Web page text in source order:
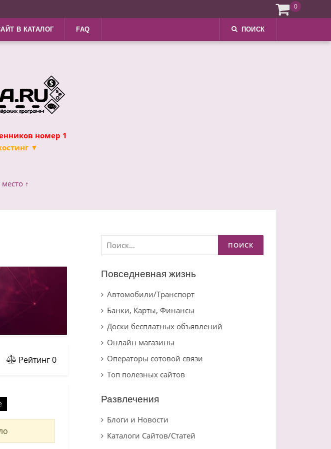
В КАТАЛОГ FAQ ПОИСК
номер 1
▼
↑
Рейтинг0
Найти:
Повседневная жизнь
Автомобили/Транспорт
Банки, Карты, Финансы
Доски бесплатных объявлений
Онлайн магазины
Операторы сотовой связи
Топ полезных сайтов
Развлечения
Блоги и Новости
Каталоги Сайтов/Статей
0